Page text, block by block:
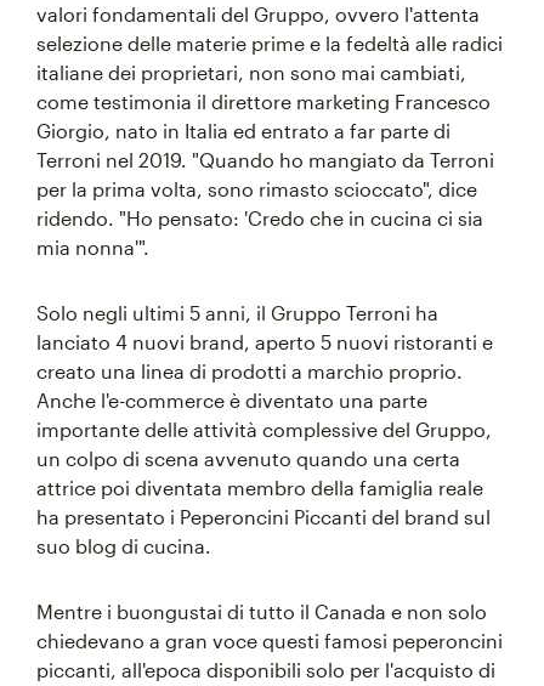
valori fondamentali del Gruppo, ovvero l'attenta
selezione delle materie prime e la fedeltà alle radici
italiane dei proprietari, non sono mai cambiati,
come testimonia il direttore marketing Francesco
Giorgio, nato in Italia ed entrato a far parte di
Terroni nel 2019. "Quando ho mangiato da Terroni
per la prima volta, sono rimasto scioccato", dice
ridendo. "Ho pensato: 'Credo che in cucina ci sia
mia nonna'".
Solo negli ultimi 5 anni, il Gruppo Terroni ha
lanciato 4 nuovi brand, aperto 5 nuovi ristoranti e
creato una linea di prodotti a marchio proprio.
Anche l'e-commerce è diventato una parte
importante delle attività complessive del Gruppo,
un colpo di scena avvenuto quando una certa
attrice poi diventata membro della famiglia reale
ha presentato i Peperoncini Piccanti del brand sul
suo blog di cucina.
Mentre i buongustai di tutto il Canada e non solo
chiedevano a gran voce questi famosi peperoncini
piccanti, all'epoca disponibili solo per l'acquisto di